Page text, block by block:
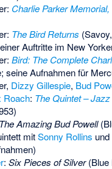
Charlie Parker Memorial,
The Bird Returns
Auftritte im New
Bird: The Complete
seine Aufnahmen für
Dizzy Gillespie, Bud
Roach: The Quintet –
The Amazing Bud Powell
mitSonny Rollins
: Six Pieces of Silver(Blue